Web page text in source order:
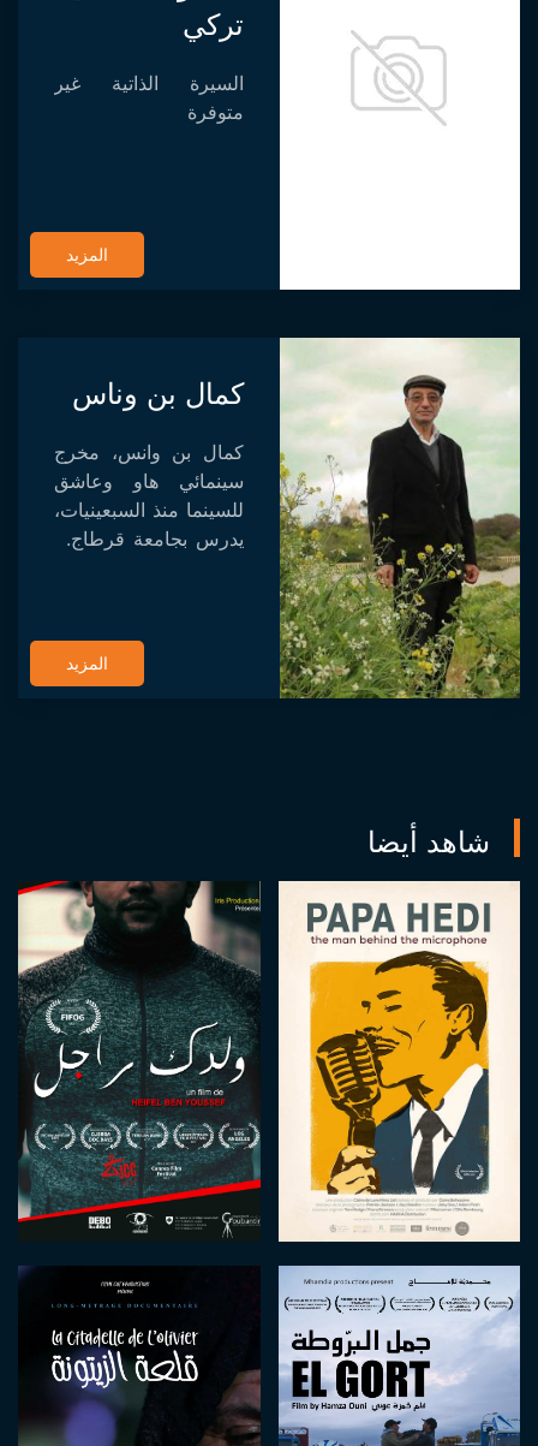
تركي
السيرة الذاتية غير
متوفرة
المزيد
كمال بن وناس
كمال بن وانس، مخرج
سينمائي هاو وعاشق
للسينما منذ السبعينيات،
يدرس بجامعة قرطاج.
لتشجيع النقد السينمائي
المزيد
شاهد أيضا